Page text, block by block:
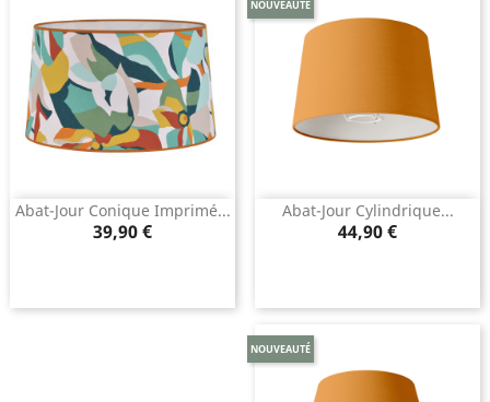
Abat-Jour Conique Imprimé...
Prix
39,90 €
Abat-Jour Cylindrique...
Prix
44,90 €
NOUVEAUTÉ
NOUVEAUTÉ